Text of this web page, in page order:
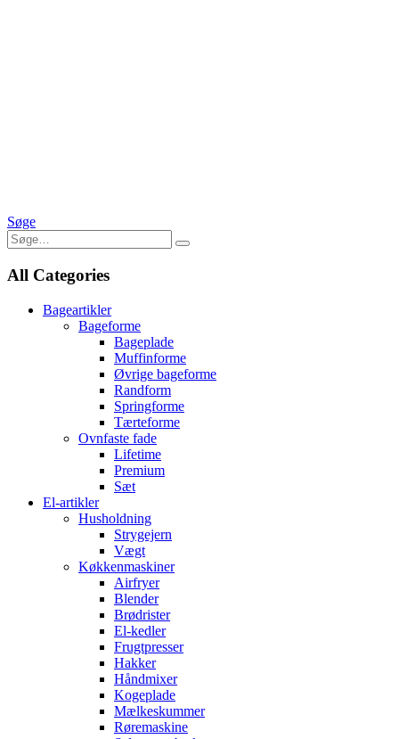
Søge
All Categories
Bageartikler
Bageforme
Bageplade
Muffinforme
Øvrige bageforme
Randform
Springforme
Tærteforme
Ovnfaste fade
Lifetime
Premium
Sæt
El-artikler
Husholdning
Strygejern
Vægt
Køkkenmaskiner
Airfryer
Blender
Brødrister
El-kedler
Frugtpresser
Hakker
Håndmixer
Kogeplade
Mælkeskummer
Røremaskine